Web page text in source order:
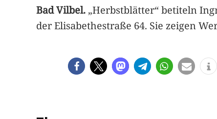
Bad Vilbel. „Herbstblätter“ betiteln
der Elisabethestraße 64. Sie zeigen